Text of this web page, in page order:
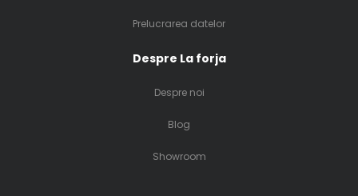
Prelucrarea datelor
Despre La forja
Despre noi
Blog
Showroom